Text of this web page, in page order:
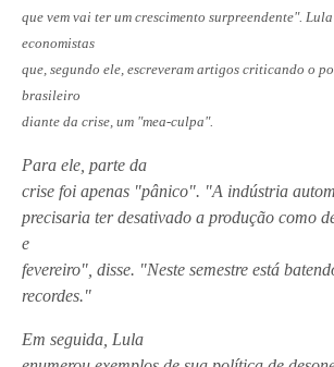
que vem vai ter um crescimento surpreendente".
economistas
que, segundo ele, escreveram artigos criticando o
brasileiro
diante da crise, um "mea-culpa".
Para ele, parte da
crise foi apenas "pânico". "A indústria
precisaria ter desativado a produção como
e
fevereiro", disse. "Neste semestre está
recordes."
Em seguida, Lula